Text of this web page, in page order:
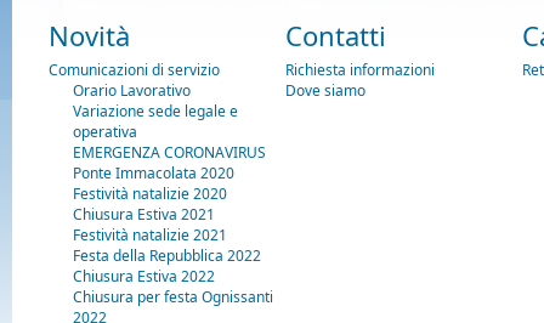
Novità
Comunicazioni di servizio
Orario Lavorativo
Variazione sede legale e
operativa
EMERGENZA CORONAVIRUS
Ponte Immacolata 2020
Festività natalizie 2020
Chiusura Estiva 2021
Festività natalizie 2021
Festa della Repubblica 2022
Chiusura Estiva 2022
Chiusura per festa Ognissanti
2022
Contatti
Richiesta informazioni
Dove siamo